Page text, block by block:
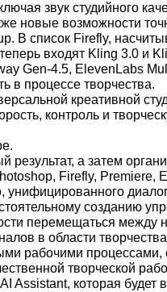
звук студийного
новые возможности
В список Firefly,
входят Kling 3.0 и
Gen-4.5, ElevenLabs
в процессе творчества.
креативной
контроль и
а затем
Firefly, Premiere,
унифицированного
созданию
перемещаться между
в области
рабочими процессами,
творческой
Assistant, которая будет